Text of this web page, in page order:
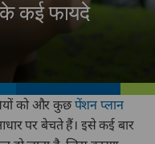
के कई फायदे
को और कुछपेंशन प्लान
पर बेचते हैं। इसे कई बार